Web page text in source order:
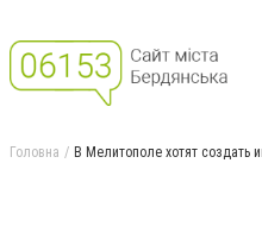
Головна В Мелитополе хотят создать